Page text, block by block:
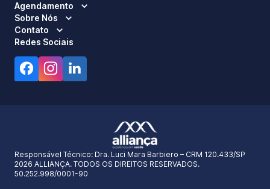
Agendamento
Sobre Nós
Contato
Redes Sociais
Responsável Técnico: Dra. Luci Mara Barbiero – CRM 120.433/SP
2026 ALLIANÇA. TODOS OS DIREITOS RESERVADOS.
50.252.998/0001-90